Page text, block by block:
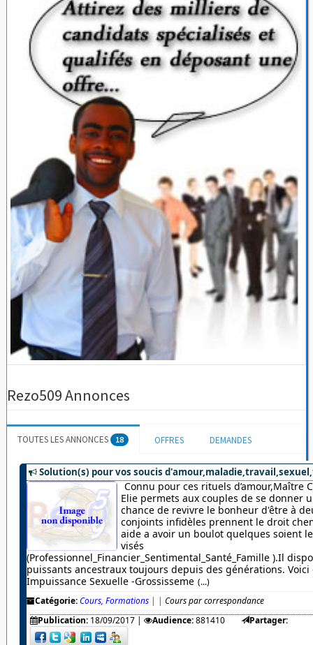
Rezo509 Annonces
TOUTES LES ANNONCES 18 OFFRES DEMANDES
Solution(s) pour vos soucis
Connu pour ces rituels d’amour,Maître
Elie permets aux couples de se donner
chance de revivre le bonheur d'être à
conjoints infidèles prennent le droit
aide a avoir un boulot quelques soient
visés
(Professionnel_Financier_Sentimental_Santé_Famille ).Il
puissants ancestraux toujours depuis des générations. Voici
Impuissance Sexuelle -Grossisseme (...)
Catégorie:Cours, Formations | | Cours par correspondance
Publication: 18/09/2017| Audience:881410 Partager: